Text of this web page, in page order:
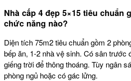
Nhà cấp 4 đẹp 5×15 tiêu chuẩn
chức năng nào?
Diện tích 75m2 tiêu chuẩn gồm 2
bếp ăn, 1-2 nhà vệ sinh. Có sân trước
giếng trời để thông thoáng. Tùy ngân
phòng ngủ hoặc có gác lửng.